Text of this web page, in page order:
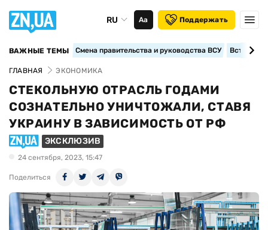
RU Аа Поддержать
ВАЖНЫЕ ТЕМЫ Смена правительства и руководства ВСУ
ГЛАВНАЯ ЭКОНОМИКА
СТЕКОЛЬНУЮ ОТРАСЛЬ ГОДАМИ
СОЗНАТЕЛЬНО УНИЧТОЖАЛИ, СТАВЯ
УКРАИНУ В ЗАВИСИМОСТЬ ОТ РФ
ЭКСКЛЮЗИВ
24 сентября, 2023, 15:47
Поделиться